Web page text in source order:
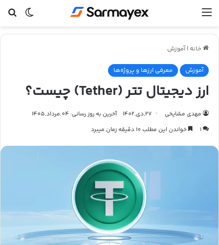
خانه | آموزش
آموزش معرفی ارزها و پروژه‌ها
ارز دیجیتال تتر (Tether) چیست؟
مهدی مشایخی 27,دی,1402
آخرین به روز رسانی: 04,مرداد,1405
1
خواندن این مطلب 10 دقیقه زمان میبرد